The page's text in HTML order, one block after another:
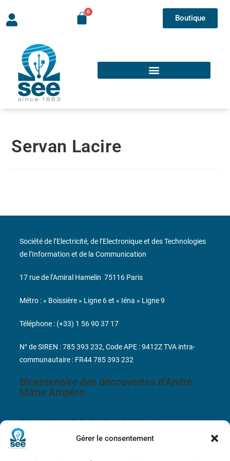
Gérer le consentement
Boutique
Servan Lacire
Bicentenaire des découvertes d’André-
Marie Ampère
Conditions Générales de Vente
Société de l’Electricité, de l’Electronique et des Technologies
de l’Information et de la Communication
17 rue de l’Amiral Hamelin 75116 Paris
Métro : « Boissière » Ligne 6 et « Iéna » Ligne 9
Téléphone : (+33) 1 56 90 37 17
N° de SIREN : 785 393 232, Code APE : 9412Z TVA intra-
communautaire : FR44 785 393 232